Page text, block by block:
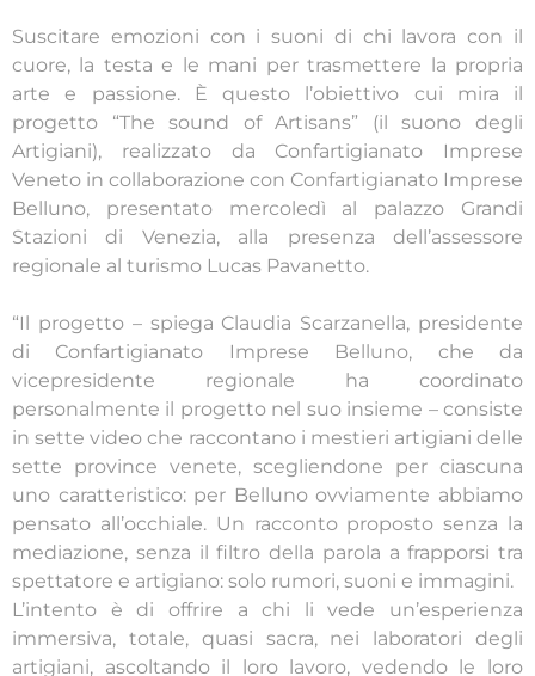
Suscitare emozioni con i suoni di chi lavora con il
cuore, la testa e le mani per trasmettere la propria
arte e passione. È questo l’obiettivo cui mira il
progetto “The sound of Artisans” (il suono degli
Artigiani), realizzato da Confartigianato Imprese
Veneto in collaborazione con Confartigianato Imprese
Belluno, presentato mercoledì al palazzo Grandi
Stazioni di Venezia, alla presenza dell’assessore
regionale al turismo Lucas Pavanetto.
“Il progetto – spiega Claudia Scarzanella, presidente
di Confartigianato Imprese Belluno, che da
vicepresidente regionale ha coordinato
personalmente il progetto nel suo insieme – consiste
in sette video che raccontano i mestieri artigiani delle
sette province venete, scegliendone per ciascuna
uno caratteristico: per Belluno ovviamente abbiamo
pensato all’occhiale. Un racconto proposto senza la
mediazione, senza il filtro della parola a frapporsi tra
spettatore e artigiano: solo rumori, suoni e immagini.
L’intento è di offrire a chi li vede un’esperienza
immersiva, totale, quasi sacra, nei laboratori degli
artigiani, ascoltando il loro lavoro, vedendo le loro